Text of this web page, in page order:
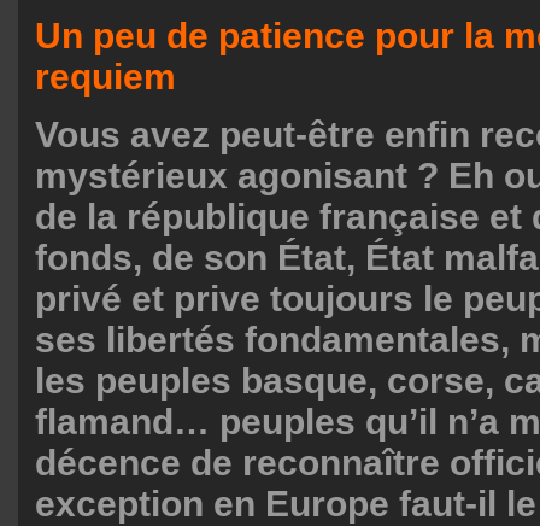
Un peu de patience pour la
requiem
Vous avez peut-être enfin
mystérieux agonisant ? Eh
de la république française et
fonds, de son État, État
privé et prive toujours le
ses libertés fondamentales,
les peuples basque, corse,
flamand… peuples qu’il n’a
décence de reconnaître
exception en Europe faut-il